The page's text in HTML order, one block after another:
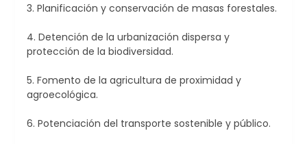
3. Planificación y conservación de masas forestales.
4. Detención de la urbanización dispersa y
protección de la biodiversidad.
5. Fomento de la agricultura de proximidad y
agroecológica.
6. Potenciación del transporte sostenible y público.